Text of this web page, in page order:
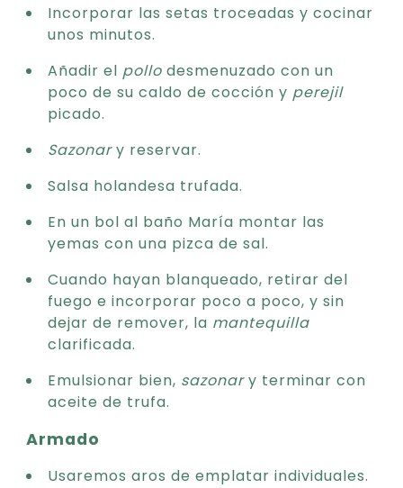
Incorporar las setas troceadas y cocinar
unos minutos.
Añadir el pollo desmenuzado con un
poco de su caldo de cocción y perejil
picado.
Sazonary reservar.
Salsa holandesa trufada.
En un bol al baño María montar las
yemas con una pizca de sal.
Cuando hayan blanqueado, retirar del
fuego e incorporar poco a poco, y sin
dejar de remover, la mantequilla
clarificada.
Emulsionar bien, sazonary terminar con
aceite de trufa.
Armado
Usaremos aros de emplatar individuales.